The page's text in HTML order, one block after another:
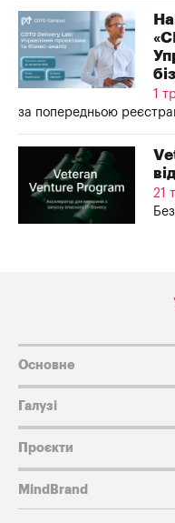
1
за попередньою
21
Основне
Галузі
Проєкти
MindBrand